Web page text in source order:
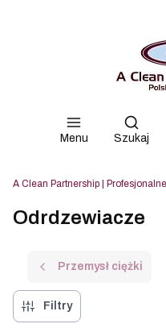
Menu Szukaj
A Clean Partnership |
Odrdzewiacze
Przemysł ciężki
Filtry